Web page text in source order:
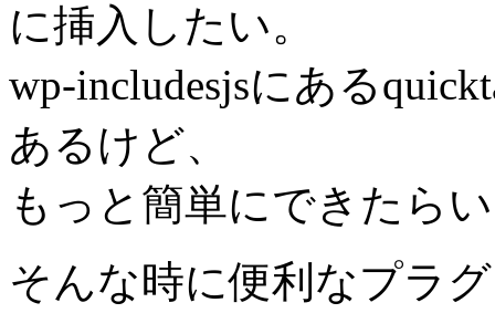
に挿入したい。
wp-includesjsにある
あるけど、
もっと簡単にできたら
そんな時に便利なプラ